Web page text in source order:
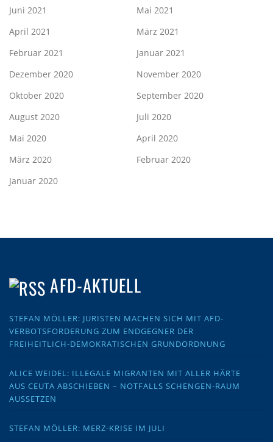
Juni 2021
Mai 2021
April 2021
März 2021
Februar 2021
Januar 2021
Dezember 2020
November 2020
Oktober 2020
September 2020
August 2020
Juli 2020
Mai 2020
April 2020
März 2020
Februar 2020
Januar 2020
AFD-AKTUELL
STEFAN MÖLLER: JURISTEN MACHEN SICH MIT AFD-
VERBOTSFORDERUNG ZUM ENDGEGNER DER
FREIHEITLICH-DEMOKRATISCHEN GRUNDORDNUNG
ALICE WEIDEL: ILLEGALE MIGRANTEN MIT ALLER HÄRTE
AUS CEUTA ABSCHIEBEN – NOTFALLS SCHENGEN-RAUM
AUSSETZEN
STEFAN MÖLLER: MERZ-KRISE IM JULI